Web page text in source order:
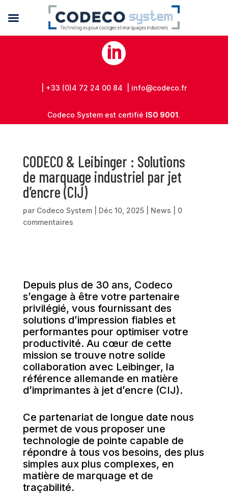

| +33 (0)4 72 24 00 84 | info@codeco.fr
Codeco System est certifié ISO 9001.
CODECO & Leibinger : Solutions
de marquage industriel par jet
d’encre (CIJ)
par Codeco System| Déc 10, 2025| News
0
commentaires
Depuis plus de 30 ans, Codeco
s’engage à être votre partenaire
privilégié, vous fournissant des
solutions d’impression fiables et
performantes pour optimiser votre
productivité. Au cœur de cette
mission se trouve notre solide
collaboration avec Leibinger, la
référence allemande en matière
d’imprimantes à jet d’encre (CIJ).
Ce partenariat de longue date nous
permet de vous proposer une
technologie de pointe capable de
répondre à tous vos besoins, des plus
simples aux plus complexes, en
matière de marquage et de
traçabilité.